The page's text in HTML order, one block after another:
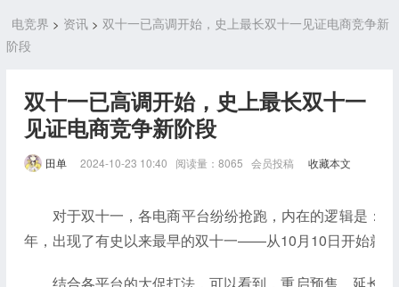
电竞界 > 资讯> 双十一已高调开始，史上最长双十一见证电商竞争新
阶段
双十一已高调开始，史上最长双十一
见证电商竞争新阶段
田单 2024-10-23 10:40 阅读量：8065 会员投稿 收藏本文
对于双十一，各电商平台纷纷抢跑，内在的逻辑是：
年，出现了有史以来最早的双十一——从10月10日开始就